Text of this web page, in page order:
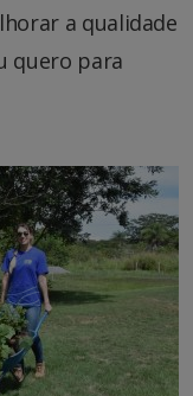
a qualidade
quero para